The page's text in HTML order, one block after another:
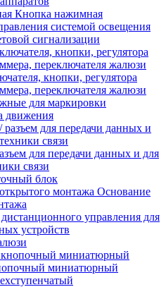
Кнопка нажимная
системой освещения
сигнализации
кнопки, регулятора
переключателя жалюзи
для маркировки
движения
для передачи данных и для
связи
блок
Основание
управления для
устройств
миниатюрный